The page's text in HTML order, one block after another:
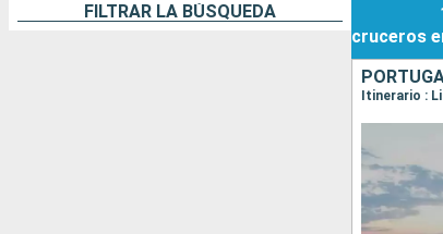
FILTRAR LA BÚSQUEDA
cruceros
Itinerario :